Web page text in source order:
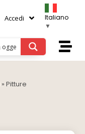
Accedi
Italiano
▼
» Pitture